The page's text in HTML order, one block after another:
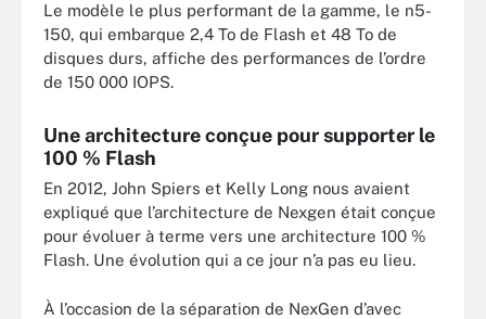
Le modèle le plus performant de la gamme, le n5-
150, qui embarque 2,4 To de Flash et 48 To de
disques durs, affiche des performances de l’ordre
de 150 000 IOPS.
Une architecture conçue pour supporter le
100 % Flash
En 2012, John Spiers et Kelly Long nous avaient
expliqué que l’architecture de Nexgen était conçue
pour évoluer à terme vers une architecture 100 %
Flash. Une évolution qui a ce jour n’a pas eu lieu.
À l’occasion de la séparation de NexGen d’avec